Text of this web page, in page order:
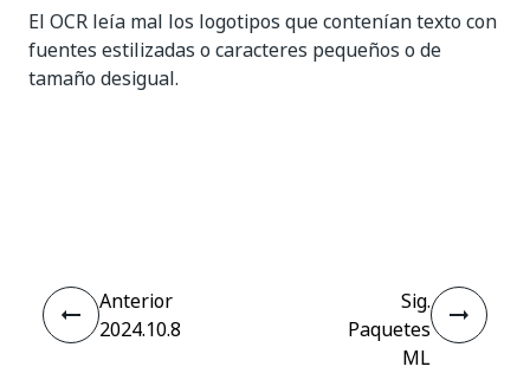
El OCR leía mal los logotipos que contenían texto con
fuentes estilizadas o caracteres pequeños o de
tamaño desigual.
Anterior
2024.10.8
Sig.
Paquetes
ML